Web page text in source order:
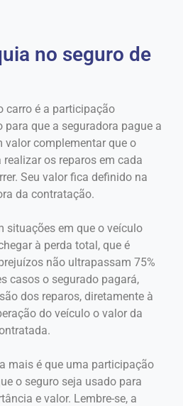
no seguro de
carro é a participação
que a seguradora pague a
valor complementar que o
os reparos em cada
Seu valor fica definido na
da contratação.
situações em que o veículo
à perda total, que é
não ultrapassam 75%
casos o segurado pagará,
dos reparos, diretamente à
do veículo o valor da
mais é que uma participação
o seguro seja usado para
e valor. Lembre-se, a